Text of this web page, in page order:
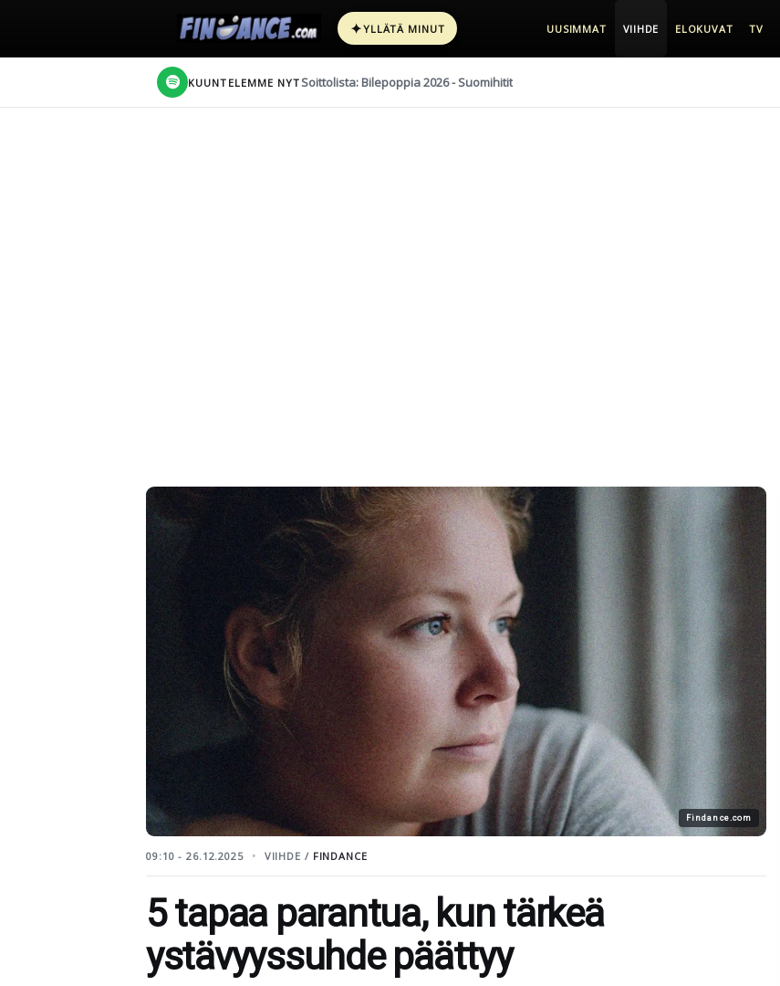
✦YLLÄTÄ MINUT UUSIMMAT VIIHDE ELOKUVAT TV
KUUNTELEMME NYT Soittolista: Bilepoppia 2026 - Suomihitit
Findance.com
09:10 - 26.12.2025 VIIHDE / FINDANCE
5 tapaa parantua, kun tärkeä
ystävyyssuhde päättyy